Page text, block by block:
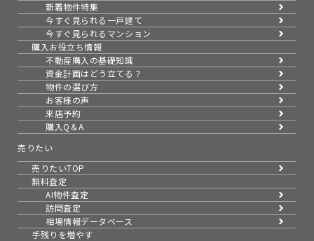
新着物件特集
今すぐ見られる一戸建て
今すぐ見られるマンション
購入お役立ち情報
不動産購入の基礎知識
資金計画はどう立てる？
物件の選び方
お客様の声
来店予約
購入Q＆A
売りたい
売りたいTOP
無料査定
AI物件査定
訪問査定
相場情報データベース
手残りを増やす